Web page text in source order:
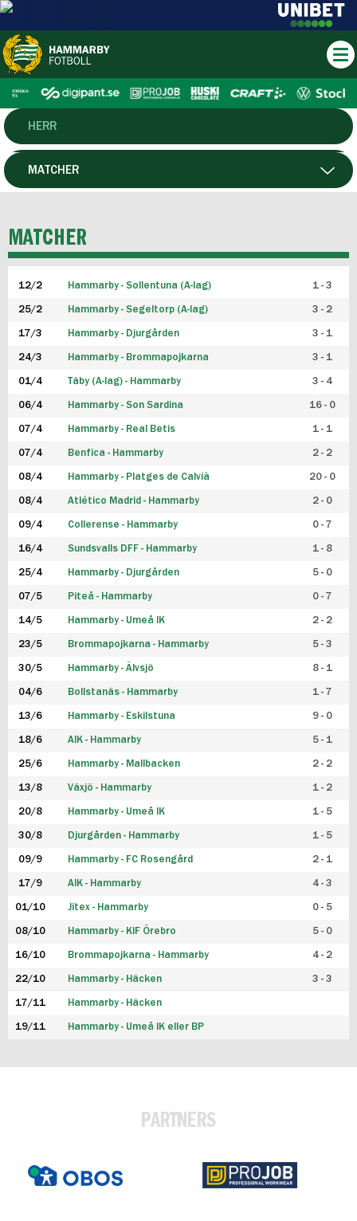
HERR
DAM
P19
F19
FUTSAL HERR
FUTSAL DAM
MATCHER
MATCHER
12/2 Hammarby - Sollentuna (A-lag) 1 - 3
25/2 Hammarby - Segeltorp (A-lag) 3 - 2
17/3 Hammarby - Djurgården 3 - 1
24/3 Hammarby - Brommapojkarna 3 - 1
01/4 Täby (A-lag) - Hammarby 3 - 4
06/4 Hammarby - Son Sardina 16 - 0
07/4 Hammarby - Real Betis 1 - 1
07/4 Benfica - Hammarby 2 - 2
08/4 Hammarby - Platges de Calvià 20 - 0
08/4 Atlético Madrid - Hammarby 2 - 0
09/4 Collerense - Hammarby 0 - 7
16/4 Sundsvalls DFF - Hammarby 1 - 8
25/4 Hammarby - Djurgården 5 - 0
07/5 Piteå - Hammarby 0 - 7
14/5 Hammarby - Umeå IK 2 - 2
23/5 Brommapojkarna - Hammarby 5 - 3
30/5 Hammarby - Älvsjö 8 - 1
04/6 Bollstanäs - Hammarby 1 - 7
13/6 Hammarby - Eskilstuna 9 - 0
18/6 AIK - Hammarby 5 - 1
25/6 Hammarby - Mallbacken 2 - 2
13/8 Växjö - Hammarby 1 - 2
20/8 Hammarby - Umeå IK 1 - 5
30/8 Djurgården - Hammarby 1 - 5
09/9 Hammarby - FC Rosengård 2 - 1
17/9 AIK - Hammarby 4 - 3
01/10 Jitex - Hammarby 0 - 5
08/10 Hammarby - KIF Örebro 5 - 0
16/10 Brommapojkarna - Hammarby 4 - 2
22/10 Hammarby - Häcken 3 - 3
17/11 Hammarby - Häcken
19/11 Hammarby - Umeå IK eller BP
PARTNERS